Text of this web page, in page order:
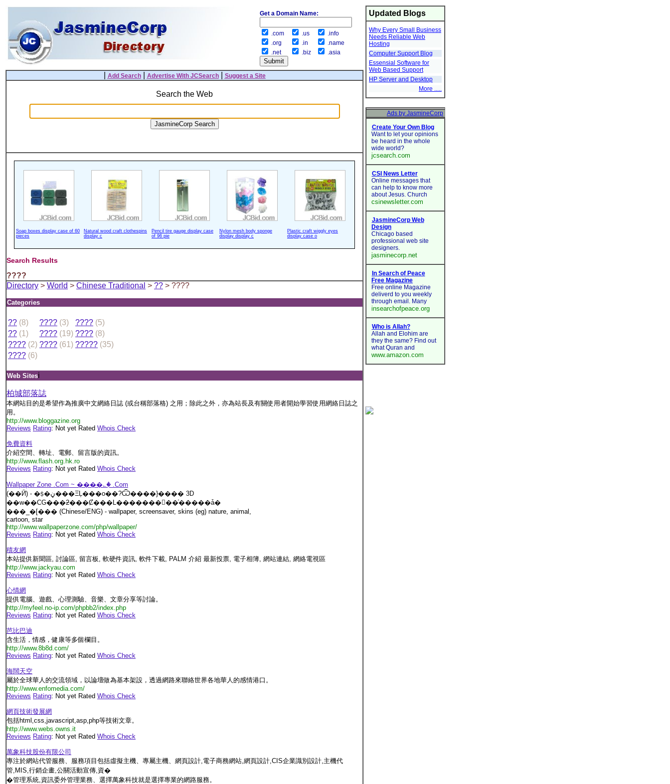
Updated Blogs
Why Every Small Business
Needs Reliable Web
Hosting
Computer Support Blog
Essensial Software for
Web Based Support
HP Server and Desktop
More .....
Add Search| Advertise With JCSearch| Suggest a Site
Search the Web
Soap boxes display case of 60
pieces
Natural wood craft clothespins
display c
Pencil tire gauge display case
of 96 pie
Nylon mesh body sponge
display display c
Plastic craft wiggly eyes
display case o
Search Results
????
Directory > World > Chinese Traditional > ?? > ????
Categories
?? (8) ???? (3) ???? (5)
?? (1) ???? (19) ???? (8)
???? (2) ???? (61) ????? (35)
???? (6)
Web Sitesi
柏城部落誌
本網站目的是希望作為推廣中文網絡日誌 (或台稱部落格) 之用；除此之外，亦為站長及有關使用者開始學習使用網絡日誌之
用。
http://www.bloggazine.org
Reviews Rating: Not yet Rated Whois Check
免費資料
介紹空間、轉址、電郵、留言版的資訊。
http://www.flash.org.hk.ro
Reviews Rating: Not yet Rated Whois Check
Wallpaper Zone .Com ~ ����؎� .Com
(��Ӣ) - �ṩ�ڼ���ΞĻ���o��?Ѿ����}���� 3D
��w��CG���ƻ���Ȼ���L���������ͨ�����ǡ�
���_�[��� (Chinese/ENG) - wallpaper, screensaver, skins (eg) nature, animal,
cartoon, star
http://www.wallpaperzone.com/php/wallpaper/
Reviews Rating: Not yet Rated Whois Check
積友網
本站提供新聞區, 討論區, 留言板, 軟硬件資訊, 軟件下載, PALM 介紹 最新投票, 電子相簿, 網站連結, 網絡電視區
http://www.jackyau.com
Reviews Rating: Not yet Rated Whois Check
心情網
提供電腦、遊戲、心理測驗、音樂、文章分享等討論。
http://myfeel.no-ip.com/phpbb2/index.php
Reviews Rating: Not yet Rated Whois Check
芭比巴迪
含生活，情感，健康等多個欄目。
http://www.8b8d.com/
Reviews Rating: Not yet Rated Whois Check
海闊天空
屬於全球華人的交流領域，以論壇做為基本架設，透過網路來聯絡世界各地華人的感情港口。
http://www.enfomedia.com/
Reviews Rating: Not yet Rated Whois Check
網頁技術發展網
包括html,css,javascript,asp,php等技術文章。
http://www.webs.owns.it
Reviews Rating: Not yet Rated Whois Check
萬象科技股份有限公司
專注於網站代管服務、服務項目包括虛擬主機、專屬主機、網頁設計,電子商務網站,網頁設計,CIS企業識別設計,主機代
管,MIS,行銷企畫,公關活動宣傳,資�
�管理系統,資訊委外管理業務、選擇萬象科技就是選擇專業的網路服務。
Get a Domain Name:
.com .us
.info
.org
.in
.name
.net
.biz .asia